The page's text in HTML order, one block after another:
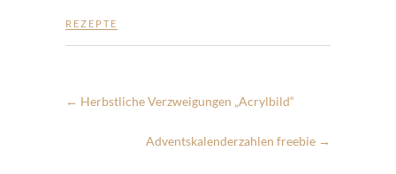
REZEPTE
← Herbstliche Verzweigungen „Acrylbild“
Adventskalenderzahlen freebie →